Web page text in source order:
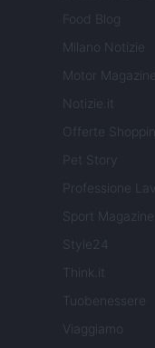
Food Blog
Milano Notizie
Motor Magazine
Notizie.it
Offerte
Pet Story
Professione
Sport Magazine
Style24
Think.it
Tuobenessere
Viaggiamo